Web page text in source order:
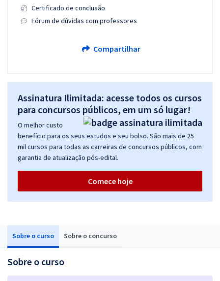
Sobre o curso Sobre o concurso
Sobre o curso
Certificado de conclusão
Fórum de dúvidas com professores
Compartilhar
Assinatura Ilimitada: acesse todos os cursos
para concursos públicos, em um só lugar!
O melhor custo
benefício para os seus estudos e seu bolso. São mais de 25
mil cursos para todas as carreiras de concursos públicos, com
garantia de atualização pós-edital.
Comece hoje